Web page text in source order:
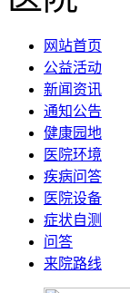
网站首页
公益活动
新闻资讯
通知公告
健康园地
医院环境
疾病问答
医院设备
症状自测
问答
来院路线